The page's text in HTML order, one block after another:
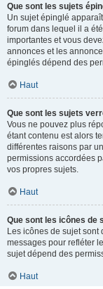
Que sont les sujets
Un sujet épinglé
forum dans lequel il a
importantes et vous
annonces et les
épinglés dépend des
Haut
Que sont les sujets
Vous ne pouvez plus
étant contenu est alors
différentes raisons par
permissions accordées
vos propres sujets.
Haut
Que sont les icônes de
Les icônes de sujet sont
messages pour refléter
sujet dépend des
Haut